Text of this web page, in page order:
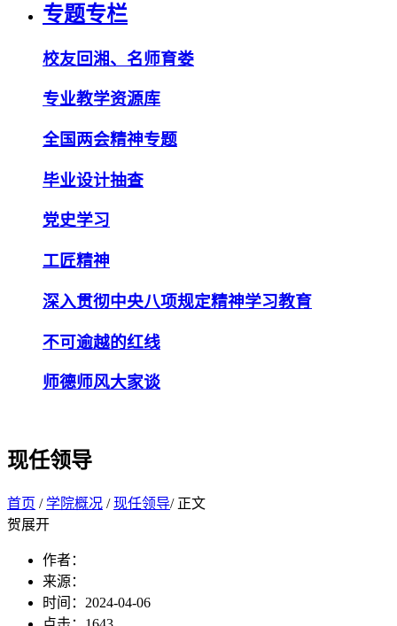
专题专栏
校友回湘、名师育娄
专业教学资源库
全国两会精神专题
毕业设计抽查
党史学习
工匠精神
深入贯彻中央八项规定精神学习教育
不可逾越的红线
师德师风大家谈
现任领导
首页 / 学院概况 /现任领导/ 正文
贺展开
作者：
来源：
时间：2024-04-06